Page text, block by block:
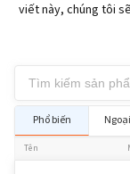
viết này, chúng tôi
Phổ biến
Tên